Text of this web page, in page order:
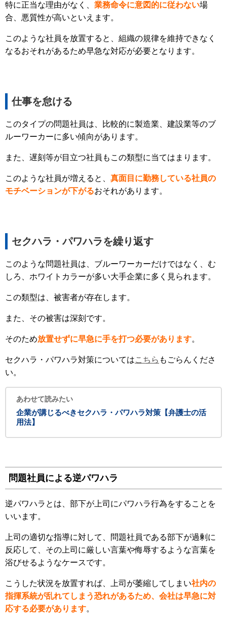
特に正当な理由がなく、 業務命令に意図的に従わない場
合、悪質性が高いといえます。
このような社員を放置すると、組織の規律を維持できなく
なるおそれがあるため早急な対応が必要となります。
仕事を怠ける
このタイプの問題社員は、比較的に製造業、建設業等のブ
ルーワーカーに多い傾向があります。
また、遅刻等が目立つ社員もこの類型に当てはまります。
このような社員が増えると、 真面目に勤務している社員の
モチベーションが下がるおそれがあります。
セクハラ・パワハラを繰り返す
このような問題社員は、ブルーワーカーだけではなく、む
しろ、ホワイトカラーが多い大手企業に多く見られます。
この類型は、被害者が存在します。
また、その被害は深刻です。
そのため放置せずに早急に手を打つ必要があります。
セクハラ・パワハラ対策についてはこちら もごらんくださ
い。
あわせて読みたい
企業が講じるべきセクハラ・パワハラ対策【弁護士の活
用法】
問題社員による逆パワハラ
逆パワハラとは、部下が上司にパワハラ行為をすることを
いいます。
上司の適切な指導に対して、問題社員である部下が過剰に
反応して、その上司に厳しい言葉や侮辱するような言葉を
浴びせるようなケースです。
こうした状況を放置すれば、上司が萎縮してしまい社内の
指揮系統が乱れてしまう恐れがあるため、会社は早急に対
応する必要があります。